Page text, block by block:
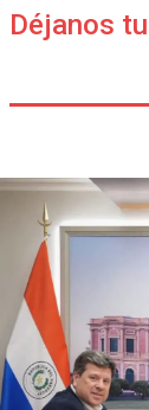
Déjanos